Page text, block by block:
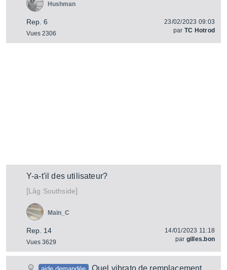
Rep. 6
Vues 2306
Hushman
23/02/2023 09:03
par TC Hotrod
Y-a-t'il des utilisateur?
[Lâg Southside]
Rep. 14
Vues 3629
Main_C
14/01/2023 11:18
par gilles.bon
Quel vibrato de remplacement